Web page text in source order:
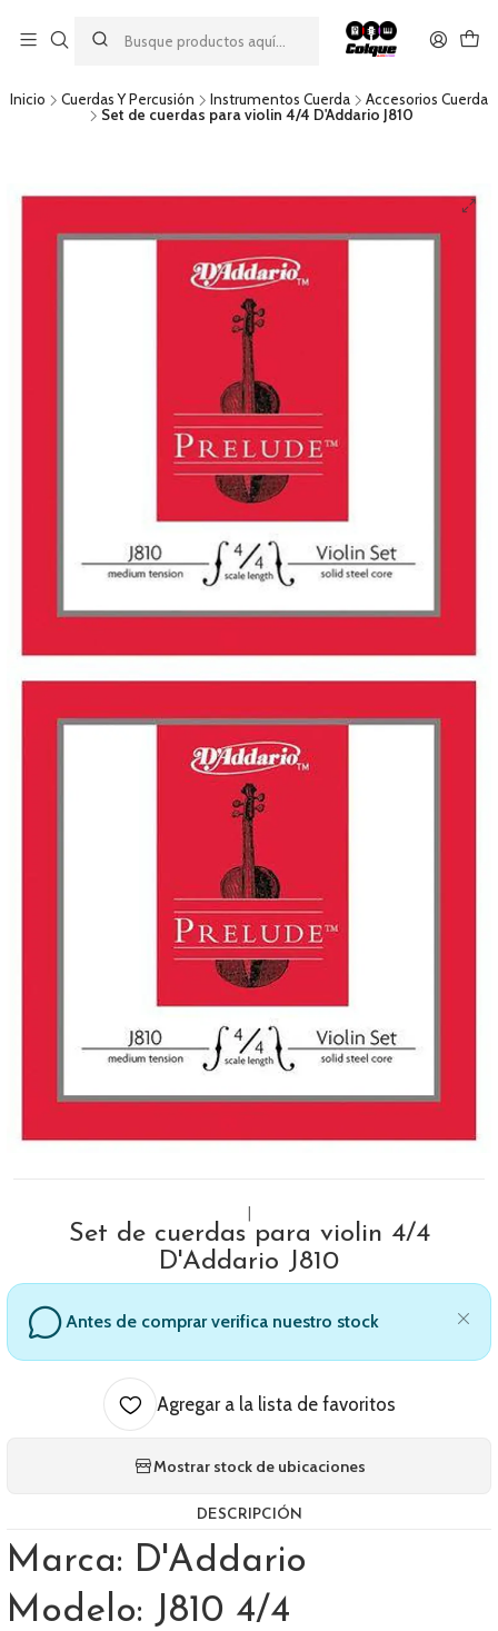
descuento por pago con transferencia bancaria
por una compra mínima de $49.990. Este descuento no es
acumulable a otras promociones ni aplicable a gastos de envío.
Inicio Cuerdas Y Percusión Instrumentos Cuerda
Accesorios Cuerda
Set de cuerdas para violin 4/4 D'Addario J810
Set de cuerdas para violin 4/4
D'Addario J810
Antes de comprar verifica nuestro stock
Agregar a la lista de favoritos
Mostrar stock de ubicaciones
DESCRIPCIÓN
Marca: D'Addario
Modelo: J810 4/4